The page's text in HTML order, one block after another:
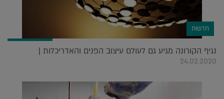
חדשות
נגיף הקורונה מגיע גם לעולם עיצוב הפנים והאדריכלות |
24.02.2020